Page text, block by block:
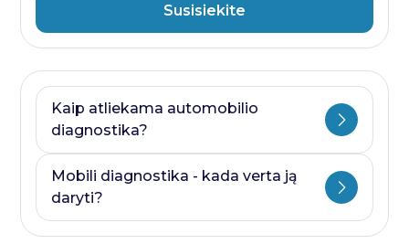
Susisiekite
Kaip atliekama automobilio
diagnostika?
Ji visada prasideda nuo kompiuterines
diagnostikos ir baigiasi papildomais
Mobili diagnostika - kada verta ją
daryti?